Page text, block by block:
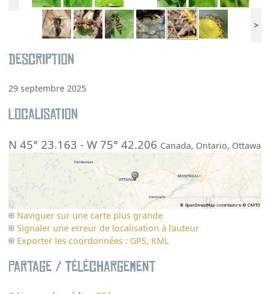
>
Description
29 septembre 2025
Localisation
N 45° 23.163 -W 75° 42.206 Canada, Ontario, Ottawa
Naviguer sur une carte plus grande
Signaler une erreur de localisation à l’auteur
Exporter les coordonnées : GPS, KML
Partage / Téléchargement